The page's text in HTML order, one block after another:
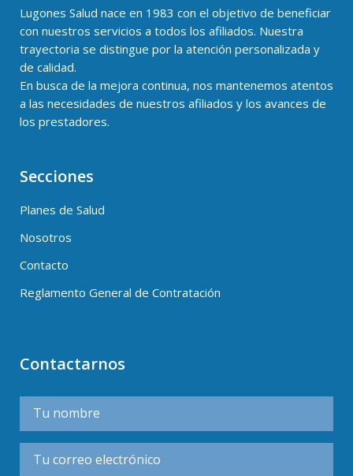
Lugones Salud nace en 1983 con el objetivo de beneficiar
con nuestros servicios a todos los afiliados. Nuestra
trayectoria se distingue por la atención personalizada y
de calidad.
En busca de la mejora continua, nos mantenemos atentos
a las necesidades de nuestros afiliados y los avances de
los prestadores.
Secciones
Planes de Salud
Nosotros
Contacto
Reglamento General de Contratación
Contactarnos